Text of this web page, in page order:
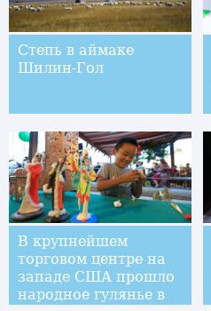
Степь в аймаке
Шилин-Гол
В крупнейшем
торговом центре на
западе США прошло
народное гулянье в